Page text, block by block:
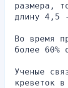
размера,
длину 4,5
Во время
более 60%
Ученые
креветок